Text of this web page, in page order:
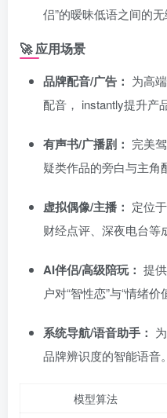
侣”的暧昧低语之间的无
🚀 应用场景
品牌配音/广告： 为高
配音， instantly提升产
有声书/广播剧： 完美
疑类作品的旁白与主角
虚拟偶像/主播： 定位
财经点评、深夜电台等
AI伴侣/高级陪玩： 提
户对“智性恋”与“情绪价
系统导航/语音助手：
品牌辨识度的智能语音。
模型算法